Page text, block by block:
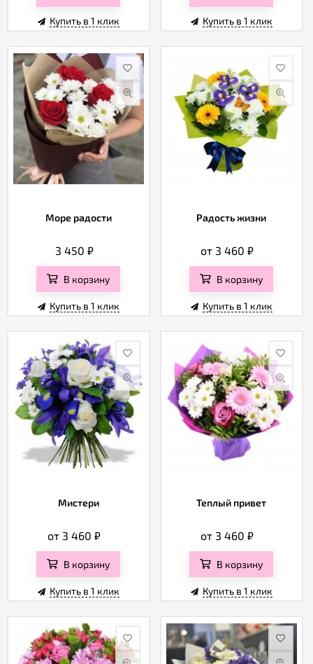
Купить в 1 клик Купить в 1 клик
Море радости
3 450 ₽
В корзину
Купить в 1 клик
Радость жизни
от 3 460₽
В корзину
Купить в 1 клик
Мистери
от 3 460₽
В корзину
Купить в 1 клик
Теплый привет
от 3 460₽
В корзину
Купить в 1 клик